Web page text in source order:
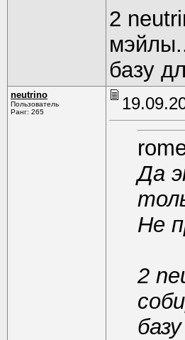
2
базу
neutrino
Пользователь
Ранг: 265
Да
Не
2